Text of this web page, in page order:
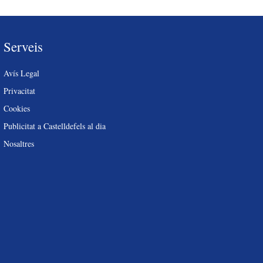
Serveis
Avís Legal
Privacitat
Cookies
Publicitat a Castelldefels al dia
Nosaltres